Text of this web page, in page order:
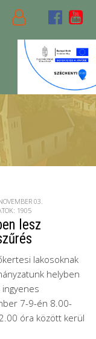
03.
1905
lesz
lakosoknak
helyben
7-9-én 8.00-
óra között kerül